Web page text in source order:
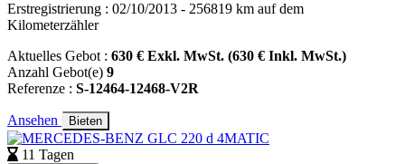
Erstregistrierung : 02/10/2013 - 256819 km auf dem
Kilometerzähler
Aktuelles Gebot : 630 € Exkl. MwSt. (630 € Inkl. MwSt.)
Anzahl Gebot(e) 9
Referenze : S-12464-12468-V2R
Ansehen Bieten
11 Tagen